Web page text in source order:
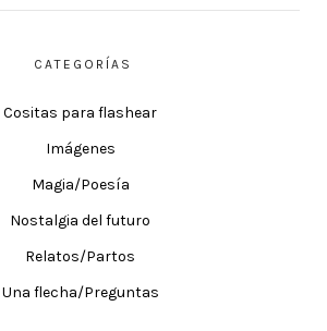
CATEGORÍAS
Cositas para flashear
Imágenes
Magia/Poesía
Nostalgia del futuro
Relatos/Partos
Una flecha/Preguntas